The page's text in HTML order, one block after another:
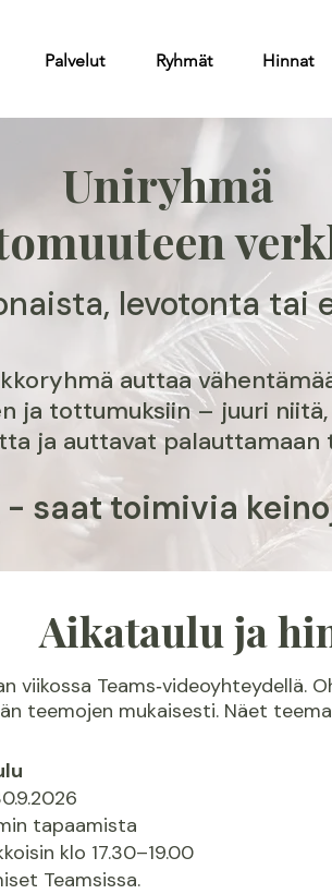
Palvelut Ryhmät Hinnat
Uniryhmä
levotonta tai
auttaa
ja tottumuksiin – juuri
ja auttavat palauttamaan
- saat toimivia
Aikataulu ja
viikossa Teams‑videoyhteydellä.
teemojen mukaisesti. Näet
tapaamista
klo 17.30–19.00
Teamsissa.